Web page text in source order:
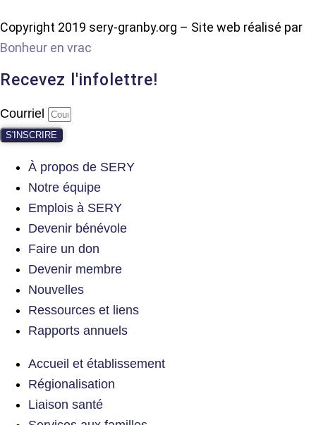
Copyright 2019 sery-granby.org – Site web réalisé par
Bonheur en vrac
Recevez l'infolettre!
Courriel
S'INSCRIRE
À propos de SERY
Notre équipe
Emplois à SERY
Devenir bénévole
Faire un don
Devenir membre
Nouvelles
Ressources et liens
Rapports annuels
Accueil et établissement
Régionalisation
Liaison santé